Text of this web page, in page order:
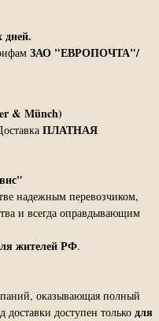
дней.
ЗАО "ЕВРОПОЧТА"/
& Münch)
ПЛАТНАЯ
надежным перевозчиком,
и всегда оправдывающим
жителей РФ.
оказывающая полный
доступен только для